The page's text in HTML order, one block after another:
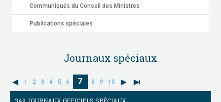
Communiqués du Conseil des Ministres
Publications spéciales
Journaux spéciaux
1 2 3 4 5 6 7 8 9 10